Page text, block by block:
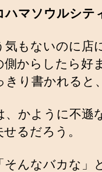
ハマソウルシテ
気もないのに店
側からしたら好
きり書かれると
、かように不遜
るだろう。
そんなバカな」